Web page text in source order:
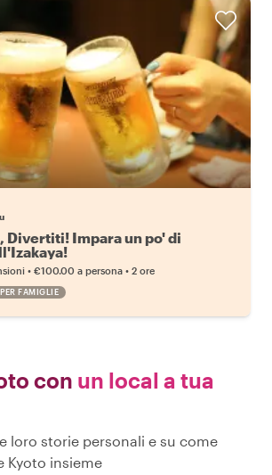
Divertiti! Impara un po' di
• €100.00 a persona • 2 ore
PER FAMIGLIE
con un local a tua
loro storie personali e su come
Kyoto insieme